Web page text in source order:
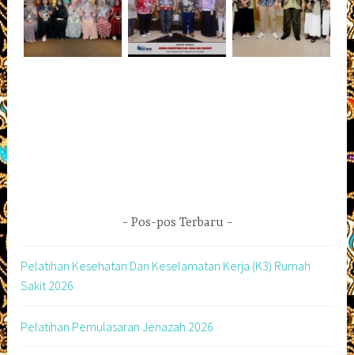
Pos-pos Terbaru
Pelatihan Kesehatan Dan Keselamatan Kerja (K3) Rumah
Sakit 2026
Pelatihan Pemulasaran Jenazah 2026